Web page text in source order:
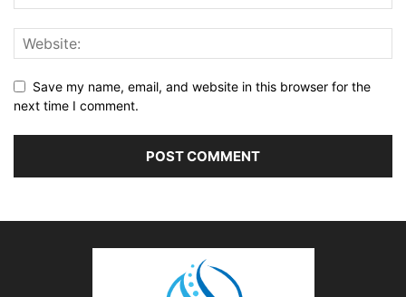
Save my name, email, and website in this browser for the
next time I comment.